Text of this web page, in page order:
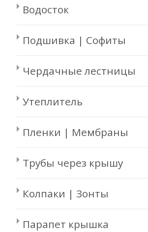
Водосток
Подшивка | Софиты
Чердачные лестницы
Утеплитель
Пленки | Мембраны
Трубы через крышу
Колпаки | Зонты
Парапет крышка